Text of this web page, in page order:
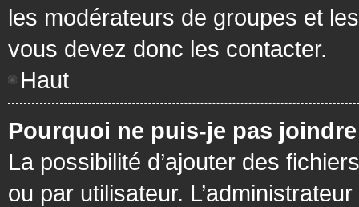
les modérateurs de groupes et
vous devez donc les contacter.
Haut
Pourquoi ne puis-je pas
La possibilité d’ajouter des
ou par utilisateur.